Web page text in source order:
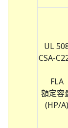
UL
CSA-
FLA
額定容
(HP/A)